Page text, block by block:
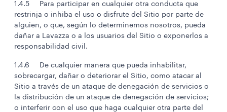
1.4.5 Para participar en cualquier otra conducta que
restrinja o inhiba el uso o disfrute del Sitio por parte de
alguien, o que, según lo determinemos nosotros, pueda
dañar a Lavazza o a los usuarios del Sitio o exponerlos a
responsabilidad civil.
1.4.6 De cualquier manera que pueda inhabilitar,
sobrecargar, dañar o deteriorar el Sitio, como atacar al
Sitio a través de un ataque de denegación de servicios o
la distribución de un ataque de denegación de servicios;
o interferir con el uso que haga cualquier otra parte del